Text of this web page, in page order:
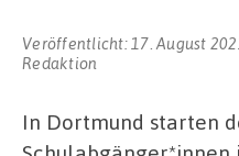
Veröffentlicht: 17. August
Redaktion
In Dortmund starten